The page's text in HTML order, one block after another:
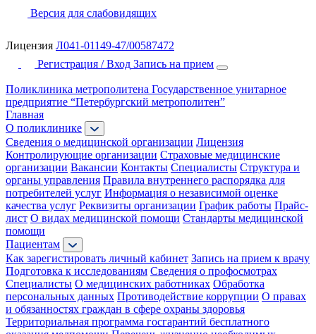
Версия для слабовидящих
Лицензия Л041-01149-47/00587472
Регистрация / Вход Запись на прием
Поликлиника метрополитена Государственное унитарное
предприятие “Петербургский метрополитен”
Главная
О поликлинике
Сведения о медицинской организации Лицензия
Контролирующие организации Страховые медицинские
организации Вакансии Контакты Специалисты Структура и
органы управления Правила внутреннего распорядка для
потребителей услуг Информация о независимой оценке
качества услуг Реквизиты организации График работы Прайс-
лист О видах медицинской помощи Стандарты медицинской
помощи
Пациентам
Как зарегистировать личный кабинет Запись на прием к врачу
Подготовка к исследованиям Сведения о профосмотрах
Специалисты О медицинских работниках Обработка
персональных данных Противодействие коррупции О правах
и обязанностях граждан в сфере охраны здоровья
Территориальная программа госгарантий бесплатного